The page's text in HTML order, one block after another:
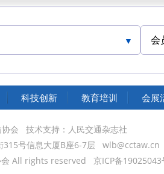
会
中
科技创新 教育培训 会展
会
技术支持：人民交通杂志社
号信息大厦B座6-7层
wlb@cctaw.cn
All rights reserved
京ICP备19025043